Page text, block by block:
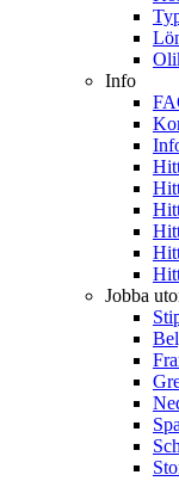
Info
Jobba